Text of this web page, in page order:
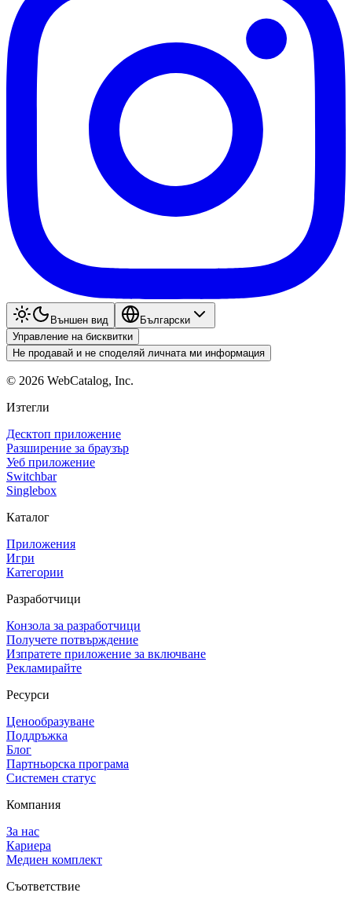
Външен вид
Български
Управление на бисквитки
Не продавай и не споделяй личната ми информация
© 2026 WebCatalog, Inc.
Изтегли
Десктоп приложение
Разширение за браузър
Уеб приложение
Switchbar
Singlebox
Каталог
Приложения
Игри
Категории
Разработчици
Конзола за разработчици
Получете потвърждение
Изпратете приложение за включване
Рекламирайте
Ресурси
Ценообразуване
Поддръжка
Блог
Партньорска програма
Системен статус
Компания
За нас
Кариера
Медиен комплект
Съответствие